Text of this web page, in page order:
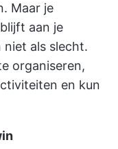
Maar je
aan je
niet als slecht.
organiseren,
en kun